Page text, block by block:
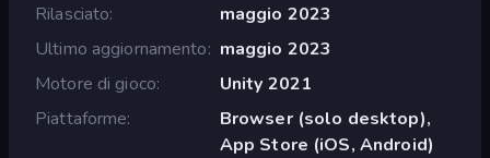
Rilasciato
maggio 2023
Ultimo aggiornamento
maggio 2023
Motore di gioco
Unity 2021
Piattaforme
Browser (solo desktop),
App Store (iOS, Android)